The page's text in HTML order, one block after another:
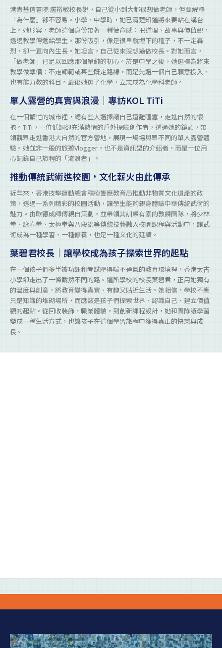
港青基信書院 盧裕敏校長說，自己從小到大都很想做老師，但要解釋
「為什麼」卻不容易。小學、中學時，她已清楚知道將來要站在講台
上。她形容，老師這個身份帶著一種使命感：把道理、故事與價值觀，
透過教學傳遞給學生。那份吸引，像是很早就埋下的種子，不一定轟
烈，卻一直向內生長。她坦言，自己從來沒想過做校長。對她而言，
「做老師」已足以回應那個單純的初心。於是中學之後，她選擇為將來
教學做準備：不走師範或某些既定路線，而是先選一個自己願意投入、
也有能力教的科目。最後她選了化學，立志成為化學科老師。
單人露營的真實與浪漫｜專訪KOL TiTi
在一個繁忙的城市裡，總有些人選擇讓自己遠離喧囂，走進自然的懷
抱。TiTi，一位低調卻充滿熱情的戶外探險創作者，透過她的鏡頭，帶
領觀眾走進香港大自然的官方營地，展現一場場與眾不同的單人露營體
驗。她並非一般的旅遊Vlogger，也不是資訊型的介紹者，而是一位用
心記錄自己旅程的「流浪者」。
推動傳統武術進校園，文化薪火由此傳承
近年來，香港技擊運動總會積極響應教育局推動非物質文化遺產的政
策，透過一系列精彩的校園活動，讓學生能夠親身體驗中華傳統武術的
魅力。由歐德成師傅親自策劃，並帶領其訓練有素的教練團隊，將少林
拳、詠春拳、太極拳與八段錦等傳統技藝融入校園課程與活動中，讓武
術成為一種學習、一種修養，也是一種文化的延續。
葉碧君校長｜讓學校成為孩子探索世界的起點
在一個孩子們多半被功課和考試壓得喘不過氣的教育環境裡，香港太古
小學卻走出了一條截然不同的路。這所學校的校長葉碧君，正用她獨有
的溫度與創意，將教育變得真實、有趣又貼近生活。她相信，學校不應
只是知識的堆砌場所，而應該是孩子們探索世界、認識自己、建立價值
觀的起點。從回收裝飾、職業體驗，到創新課程設計，她和團隊讓學習
變成一種生活方式，也讓孩子在這個學習旅程中獲得真正的快樂與成
長。